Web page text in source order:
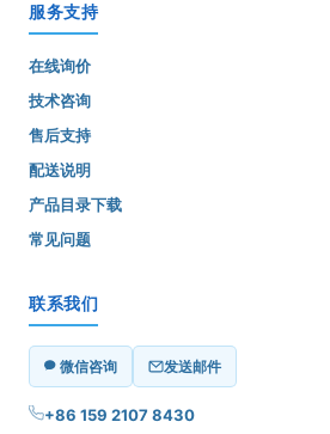
服务支持
在线询价
技术咨询
售后支持
配送说明
产品目录下载
常见问题
联系我们
微信咨询 发送邮件
+86 159 2107 8430